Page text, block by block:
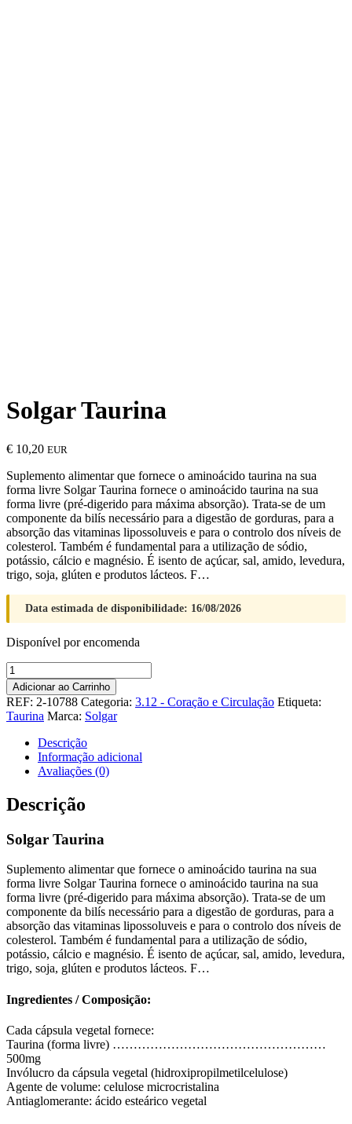
Solgar Taurina
€ 10,20 EUR
Suplemento alimentar que fornece o aminoácido taurina na sua
forma livre Solgar Taurina fornece o aminoácido taurina na sua
forma livre (pré-digerido para máxima absorção). Trata-se de um
componente da bilís necessário para a digestão de gorduras, para a
absorção das vitaminas lipossoluveis e para o controlo dos níveis de
colesterol. Também é fundamental para a utilização de sódio,
potássio, cálcio e magnésio. É isento de açúcar, sal, amido, levedura,
trigo, soja, glúten e produtos lácteos. F…
Data estimada de disponibilidade: 16/08/2026
Disponível por encomenda
Quantidade
de
Solgar
Taurina
Adicionar ao Carrinho
REF: 2-10788 Categoria: 3.12 - Coração e Circulação Etiqueta:
Taurina Marca: Solgar
Descrição
Informação adicional
Avaliações (0)
Descrição
Solgar Taurina
Suplemento alimentar que fornece o aminoácido taurina na sua
forma livre Solgar Taurina fornece o aminoácido taurina na sua
forma livre (pré-digerido para máxima absorção). Trata-se de um
componente da bilís necessário para a digestão de gorduras, para a
absorção das vitaminas lipossoluveis e para o controlo dos níveis de
colesterol. Também é fundamental para a utilização de sódio,
potássio, cálcio e magnésio. É isento de açúcar, sal, amido, levedura,
trigo, soja, glúten e produtos lácteos. F…
Ingredientes / Composição:
Cada cápsula vegetal fornece:
Taurina (forma livre) ……………………………………………
500mg
Invólucro da cápsula vegetal (hidroxipropilmetilcelulose)
Agente de volume: celulose microcristalina
Antiaglomerante: ácido esteárico vegetal